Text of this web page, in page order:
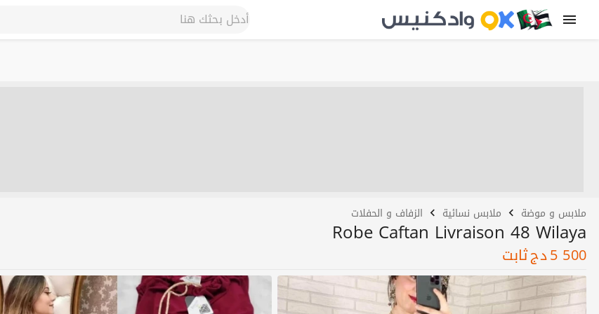
ملابس و موضة ملابس نسائية الزفاف و الحفلات
Robe Caftan Livraison 48 Wilaya
5 500دجثابت